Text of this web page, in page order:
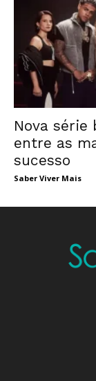
Nova
entre as
sucesso
Saber Viver Mais